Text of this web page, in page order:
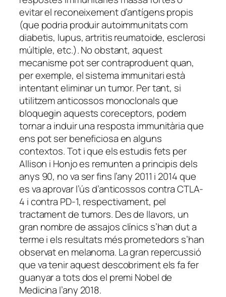
evitar el reconeixement d’antígens propis
(que podria produir autoimmunitats com
diabetis, lupus, artritis reumatoide, esclerosi
múltiple, etc.). No obstant, aquest
mecanisme pot ser contraproduent quan,
per exemple, el sistema immunitari està
intentant eliminar un tumor. Per tant, si
utilitzem anticossos monoclonals que
bloquegin aquests coreceptors, podem
tornar a induir una resposta immunitària que
ens pot ser beneficiosa en alguns
contextos. Tot i que els estudis fets per
Allison i Honjo es remunten a principis dels
anys 90, no va ser fins l’any 2011 i 2014 que
es va aprovar l’ús d’anticossos contra CTLA-
4 i contra PD-1, respectivament, pel
tractament de tumors. Des de llavors, un
gran nombre de assajos clínics s’han dut a
terme i els resultats més prometedors s’han
observat en melanoma. La gran repercussió
que va tenir aquest descobriment els fa fer
guanyar a tots dos el premi Nobel de
Medicina l’any 2018.